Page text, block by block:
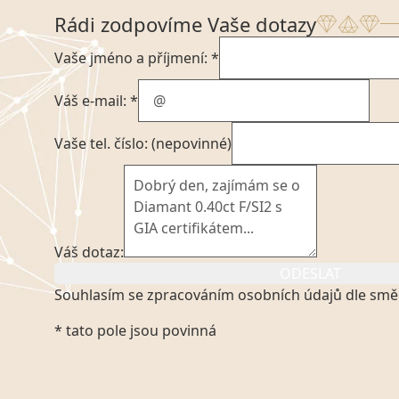
Rádi zodpovíme Vaše dotazy
Vaše jméno a příjmení: *
Váš e-mail: *
Vaše tel. číslo: (nepovinné)
Váš dotaz:
Souhlasím se zpracováním osobních údajů dle
Kliknutím na výše uvedený odkaz, v souladu se
platném znění výslovně souhlasím se zpracováním
* tato pole jsou povinná